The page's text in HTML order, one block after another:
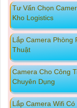
Tư Vấn Chọn
Kho Logistics
Lắp Camera Phòng
Thuật
Camera Cho Công
Chuyên Dụng
Lắp Camera Wifi Có